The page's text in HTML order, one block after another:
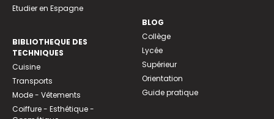
Etudier en Espagne
BIBLIOTHEQUE DES
TECHNIQUES
Cuisine
Transports
Mode - Vêtements
Coiffure - Esthétique -
BLOG
Collège
Lycée
Supérieur
Orientation
Guide pratique